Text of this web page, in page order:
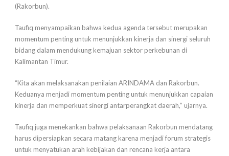
(Rakorbun).
Taufiq menyampaikan bahwa kedua agenda tersebut merupakan
momentum penting untuk menunjukkan kinerja dan sinergi seluruh
bidang dalam mendukung kemajuan sektor perkebunan di
Kalimantan Timur.
“Kita akan melaksanakan penilaian ARINDAMA dan Rakorbun.
Keduanya menjadi momentum penting untuk menunjukkan capaian
kinerja dan memperkuat sinergi antarperangkat daerah,” ujarnya.
Taufiq juga menekankan bahwa pelaksanaan Rakorbun mendatang
harus dipersiapkan secara matang karena menjadi forum strategis
untuk menyatukan arah kebijakan dan rencana kerja antara